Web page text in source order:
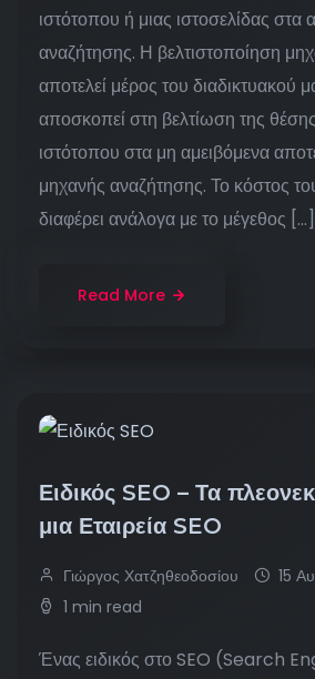
ιστότοπου ή μιας ιστοσελίδας στα
αναζήτησης. Η βελτιστοποίηση
αποτελεί μέρος του διαδικτυακού
αποσκοπεί στη βελτίωση της
ιστότοπου στα μη αμειβόμενα
μηχανής αναζήτησης. Το κόστος
διαφέρει ανάλογα με το μέγεθος […]
Read More
Ειδικός SEO – Τα
μια Εταιρεία SEO
Γιώργος Χατζηθεοδοσίου
15
1 min read
Ένας ειδικός στο SEO (Search